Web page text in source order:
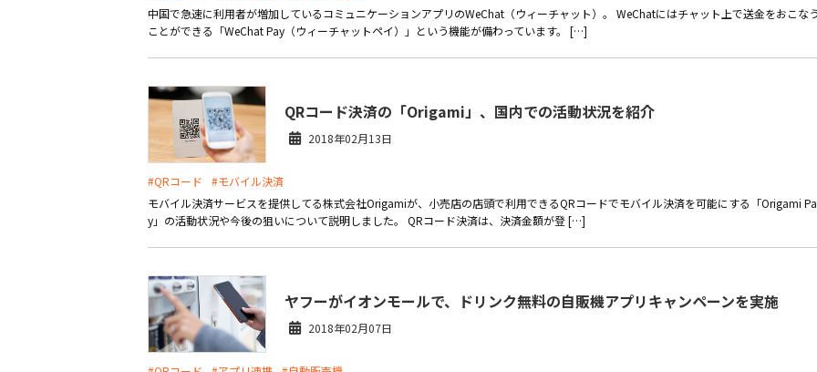
中国で急速に利用者が増加しているコミュニケーションアプリのWeChat（ウィーチャット）。 WeChatにはチャット上で送金をおこな
ことができる「WeChat Pay（ウィーチャットペイ）」という機能が備わっています。 […]
QRコード決済の「Origami」、国内での活動状況を紹介
2018年02月13日
#QRコード
#モバイル決済
モバイル決済サービスを提供してる株式会社Origamiが、小売店の店頭で利用できるQRコードでモバイル決済を可能にする「Origami Pa
y」の活動状況や今後の狙いについて説明しました。 QRコード決済は、決済金額が登 […]
ヤフーがイオンモールで、ドリンク無料の自販機アプリキャンペーンを実施
2018年02月07日